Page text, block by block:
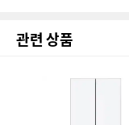
관련 상품